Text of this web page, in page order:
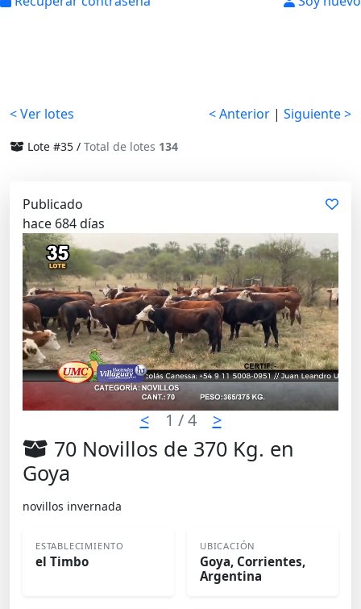
< Ver lotes < Anterior | Siguiente >
Lote #35 / Total de lotes 134
Publicado
hace 684 días
< 1 / 4 >
70 Novillos de 370 Kg. en
Goya
novillos invernada
ESTABLECIMIENTO
el Timbo
UBICACIÓN
Goya, Corrientes,
Argentina